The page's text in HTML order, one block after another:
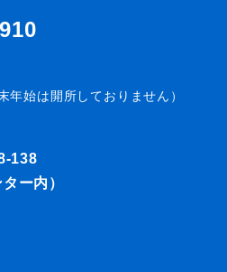
年始は開所しておりません）
138
ー内）